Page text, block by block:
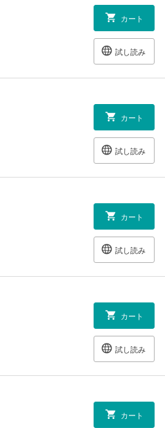
カート
試し読み
カート
試し読み
カート
試し読み
カート
試し読み
カート